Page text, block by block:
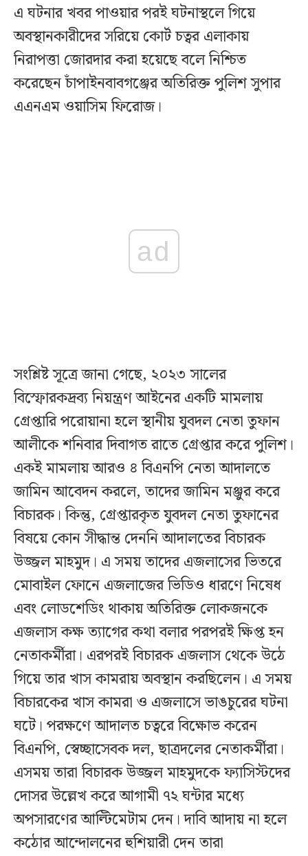
এ ঘটনার খবর পাওয়ার পরই ঘটনাস্থলে গিয়ে
অবস্থানকারীদের সরিয়ে কোর্ট চত্বর এলাকায়
নিরাপত্তা জোরদার করা হয়েছে বলে নিশ্চিত
করেছেন চাঁপাইনবাবগঞ্জের অতিরিক্ত পুলিশ সুপার
এএনএম ওয়াসিম ফিরোজ।
ad
সংশ্লিষ্ট সূত্রে জানা গেছে, ২০২৩ সালের
বিস্ফোরকদ্রব্য নিয়ন্ত্রণ আইনের একটি মামলায়
গ্রেপ্তারি পরোয়ানা হলে স্থানীয় যুবদল নেতা তুফান
আলীকে শনিবার দিবাগত রাতে গ্রেপ্তার করে পুলিশ।
একই মামলায় আরও ৪ বিএনপি নেতা আদালতে
জামিন আবেদন করলে, তাদের জামিন মঞ্জুর করে
বিচারক। কিন্তু, গ্রেপ্তারকৃত যুবদল নেতা তুফানের
বিষয়ে কোন সীদ্ধান্ত দেননি আদালতের বিচারক
উজ্জল মাহমুদ। এ সময় তাদের এজলাসের ভিতরে
মোবাইল ফোনে এজলাজের ভিডিও ধারণে নিষেধ
এবং লোডশেডিং থাকায় অতিরিক্ত লোকজনকে
এজলাস কক্ষ ত্যাগের কথা বলার পরপরই ক্ষিপ্ত হন
নেতাকর্মীরা। এরপরই বিচারক এজলাস থেকে উঠে
গিয়ে তার খাস কামরায় অবস্থান করছিলেন। এ সময়
বিচারকের খাস কামরা ও এজলাসে ভাঙচুরের ঘটনা
ঘটে। পরক্ষণে আদালত চত্বরে বিক্ষোভ করেন
বিএনপি, স্বেচ্ছাসেবক দল, ছাত্রদলের নেতাকর্মীরা।
এসময় তারা বিচারক উজ্জল মাহমুদকে ফ্যাসিস্টদের
দোসর উল্লেখ করে আগামী ৭২ ঘন্টার মধ্যে
অপসারণের আল্টিমেটাম দেন। দাবি আদায় না হলে
কঠোর আন্দোলনের হুশিয়ারী দেন তারা